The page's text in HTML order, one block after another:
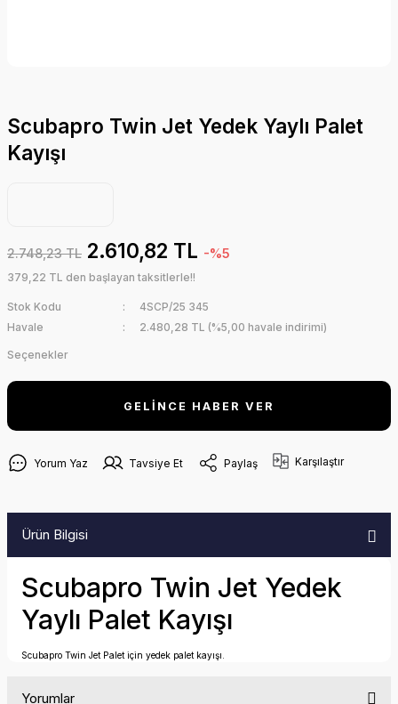
Scubapro Twin Jet Yedek Yaylı Palet
Kayışı
2.748,23 TL 2.610,82 TL -%5
379,22 TL den başlayan taksitlerle!!
Stok Kodu
4SCP/25 345
Havale
2.480,28 TL (%5,00 havale indirimi)
Seçenekler
GELİNCE HABER VER
Yorum Yaz Tavsiye Et Paylaş Karşılaştır
Ürün Bilgisi
Scubapro Twin Jet Yedek
Yaylı Palet Kayışı
Scubapro Twin Jet Palet için yedek palet kayışı.
Yorumlar